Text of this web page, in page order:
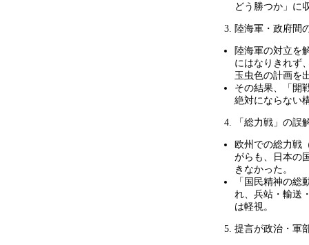
どう勝つか」に
陸海軍・政府間
陸海軍の対立を
にはなりきれず
玉虫色の計画を
その結果、「開
絶対にならない
「総力戦」の誤
欧州での総力戦
がらも、日本の
きなかった。
「国民精神の総
れ、兵站・輸送
は軽視。
提言が政治・軍